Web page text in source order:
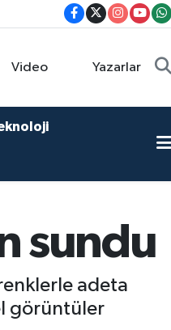
Video Yazarlar
sundu
adeta
görüntüler